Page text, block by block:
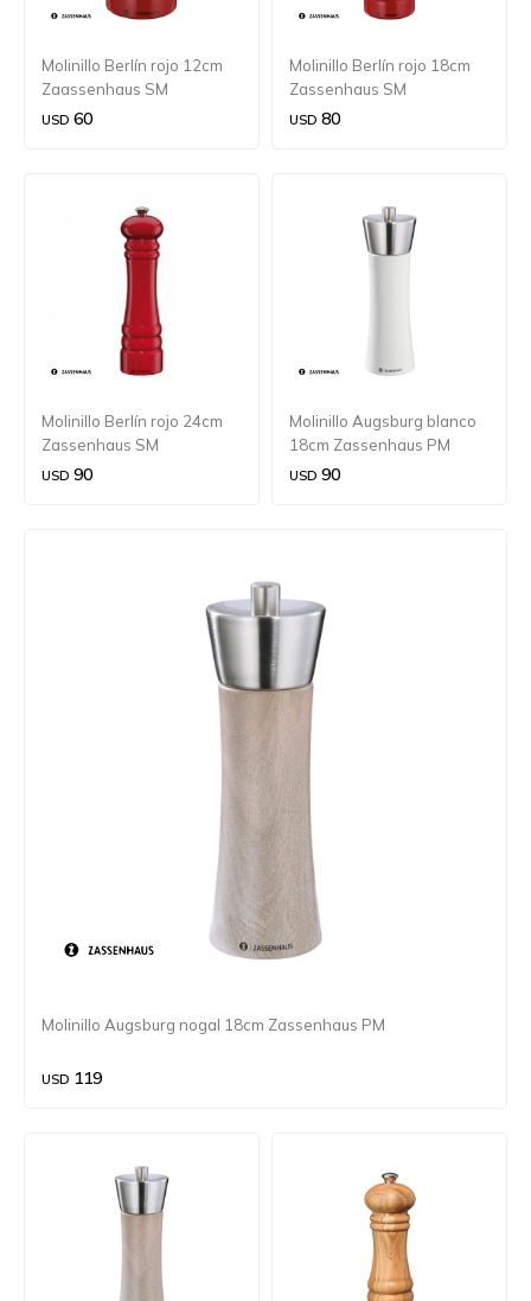
Molinillo Berlín rojo 12cm
Zaassenhaus SM
USD 60
Molinillo Berlín rojo 18cm
Zassenhaus SM
USD 80
Molinillo Berlín rojo 24cm
Zassenhaus SM
USD 90
Molinillo Augsburg blanco
18cm Zassenhaus PM
USD 90
Molinillo Augsburg nogal 18cm Zassenhaus PM
USD 119